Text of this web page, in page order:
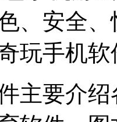
、安全
玩手机软
主要介